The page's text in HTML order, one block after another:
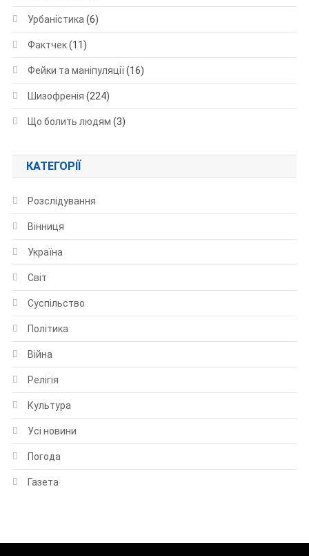
Урбаністика (6)
Фактчек(11)
Фейки та маніпуляції(16)
Шизофренія (224)
Що болить людям (3)
КАТЕГОРІЇ
Розслідування
Вінниця
Україна
Світ
Суспільство
Політика
Війна
Релігія
Культура
Усі новини
Погода
Газета